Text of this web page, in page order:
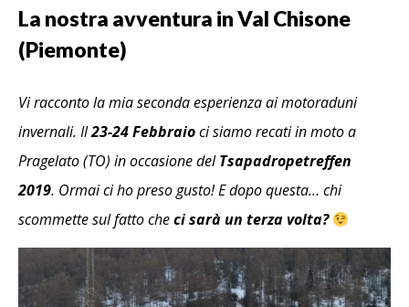
La nostra avventura in Val Chisone
(Piemonte)
Vi racconto la mia seconda esperienza ai motoraduni
invernali. Il23-24 Febbraioci siamo recati in moto a
Pragelato (TO) in occasione delTsapadropetreffen
2019. Ormai ci ho preso gusto! E dopo questa… chi
scommette sul fatto checi sarà un terza volta?